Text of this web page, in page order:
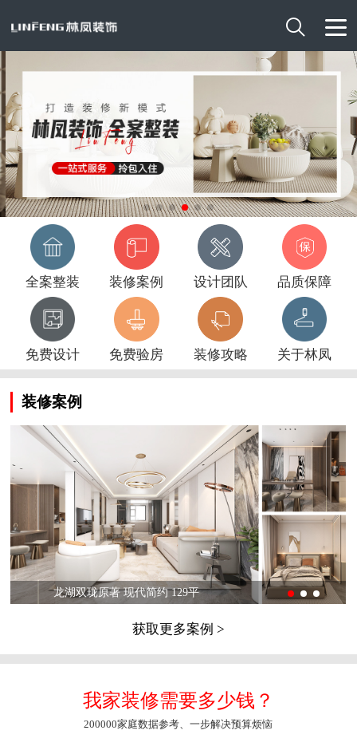

全案整装 装修案例 设计团队 品质保障
免费设计 免费验房 装修攻略 关于林凤
装修案例
龙湖双珑原著 现代简约 129平
获取更多案例 >
我家装修需要多少钱？
200000家庭数据参考、一步解决预算烦恼